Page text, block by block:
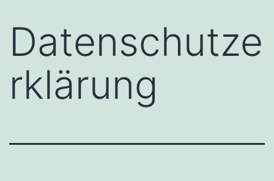
Datenschutze
rklärung